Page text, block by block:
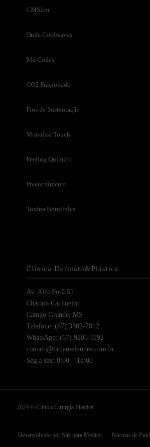
CMSlim
Onda Coolwaves
Md Codes
CO2 Fracionado
Fios de Sustentação
Monalisa Touch
Peeling Químico
Preenchimento
Toxina Botulínica
Clínica Dermato&Plástica
Av. Alto Porã 51
Chácara Cachoeira
Campo Grande, MS
Telefone: (67) 3382-7812
WhatsApp: (67) 9205-1192
contato@drdanielnunes.com.br
Seg a sex: 8:00 – 18:00
2024 © Clínica Cirurgia Plástica.
Desenvolvido por Site para Médico Normas de